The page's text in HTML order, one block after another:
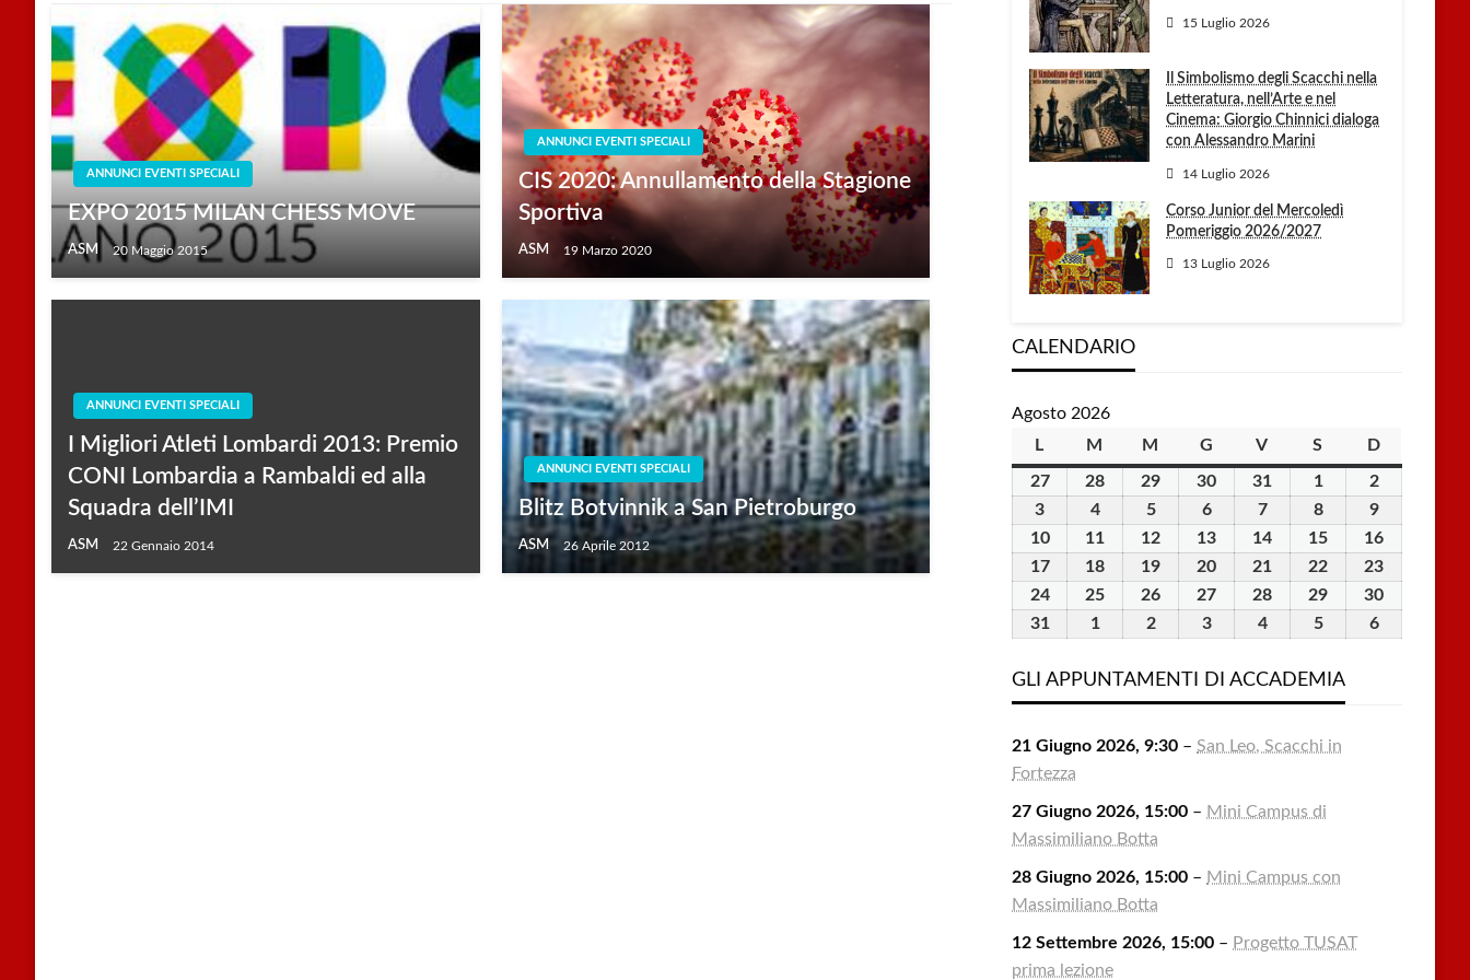
ANNUNCI EVENTI SPECIALI
EXPO 2015 MILAN CHESS MOVE
ASM 20 Maggio 2015
ANNUNCI EVENTI SPECIALI
CIS 2020: Annullamento della Stagione
Sportiva
ASM 19 Marzo 2020
ANNUNCI EVENTI SPECIALI
I Migliori Atleti Lombardi 2013: Premio
CONI Lombardia a Rambaldi ed alla
Squadra dell’IMI
ASM 22 Gennaio 2014
ANNUNCI EVENTI SPECIALI
Blitz Botvinnik a San Pietroburgo
ASM 26 Aprile 2012
15 Luglio 2026
Il Simbolismo degli Scacchi nella
Letteratura, nell’Arte e nel
Cinema: Giorgio Chinnici dialoga
con Alessandro Marini
14 Luglio 2026
Corso Junior del Mercoledì
Pomeriggio 2026/2027
13 Luglio 2026
CALENDARIO
Agosto 2026
L lunedìM martedì
M mercoledì
G giovedì
V venerdì
S sabatoDdomenica
2727
Luglio
2026
28
Luglio
2026
29
Luglio
2026
30
Luglio
2026
31
Luglio
2026
11
Agosto
2026
22
Agosto
2026
3
Agosto
2026
44
Agosto
2026
55
Agosto
2026
66
Agosto
2026
77
Agosto
2026
88
Agosto
2026
99
Agosto
2026
1010
Agosto
2026
11
Agosto
2026
12
Agosto
2026
13
Agosto
2026
14
Agosto
2026
15
Agosto
2026
16
1717
Agosto
18
Agosto
19
Agosto
20
Agosto
21
Agosto
22
Agosto
23
2424
Agosto
25
Agosto
26
Agosto
27
Agosto
28
Agosto
29
Agosto
30
3131
2026
11
2026
22
2026
33
2026
44
2026
55
2026
66
GLI APPUNTAMENTI DI ACCADEMIA
21 Giugno 2026, 9:30 –San Leo, Scacchi in
Fortezza
27 Giugno 2026, 15:00 – Mini Campus di
Massimiliano Botta
28 Giugno 2026, 15:00 – Mini Campus con
Massimiliano Botta
12 Settembre 2026, 15:00 – Progetto TUSAT
prima lezione